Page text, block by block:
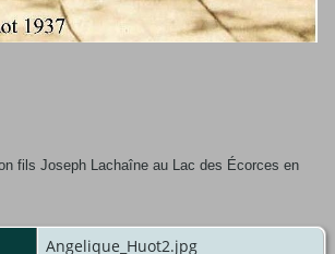
fils Joseph Lachaîne au Lac des Écorces en
Angelique_Huot2.jpg